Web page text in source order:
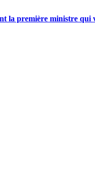
la première ministre qui